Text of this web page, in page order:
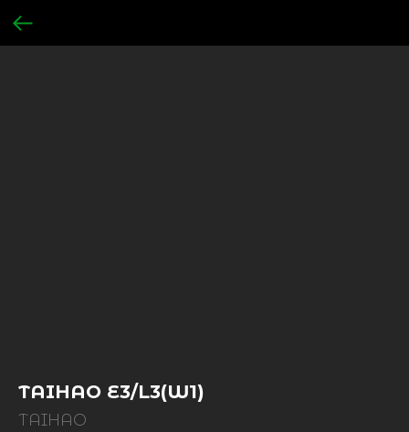
TAIHAO E3/L3(W1)
TAIHAO